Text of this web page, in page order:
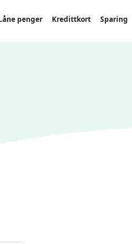
penger Kredittkort Sparing